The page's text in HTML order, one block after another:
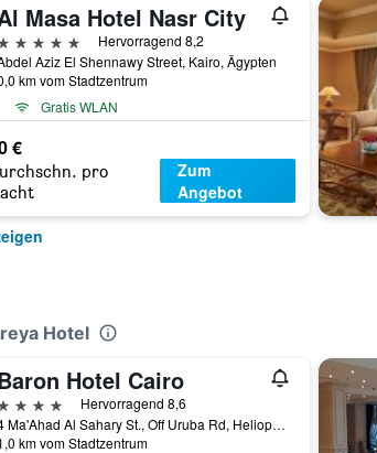
Masa Hotel Nasr City
Sterne
Hervorragend 8,2
Aziz El Shennawy Street, Kairo, Ägypten
km vom Stadtzentrum
Gratis WLAN
€
pro
Zum
Angebot
Hotel
Hotel Cairo
Sterne
Hervorragend 8,6
4 Ma'Ahad Al Sahary St., Off Uruba Rd, Heliopolis, Cairo, Egito, Kairo, Ägypten
km vom Stadtzentrum